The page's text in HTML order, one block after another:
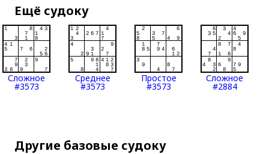
Ещё судоку
Сложное
#3573
Среднее
#3573
Простое
#3573
Сложное
#2884
Другие базовые судоку